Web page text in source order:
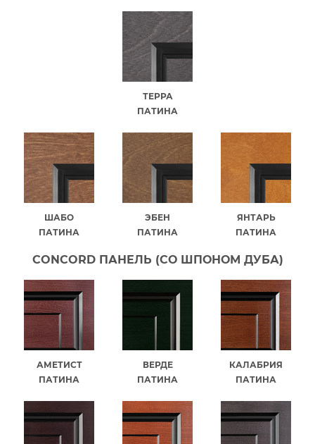
ТЕРРА
ПАТИНА
ШАБО
ПАТИНА
ЭБЕН
ПАТИНА
ЯНТАРЬ
ПАТИНА
CONCORD ПАНЕЛЬ (СО ШПОНОМ ДУБА)
АМЕТИСТ
ПАТИНА
ВЕРДЕ
ПАТИНА
КАЛАБРИЯ
ПАТИНА